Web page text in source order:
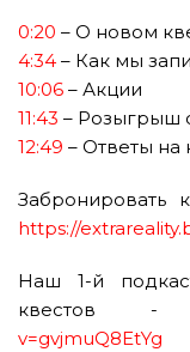
0:20 – О новом
4:34 – Как мы
10:06 – Акции
11:43 – Розыгрыш
12:49 – Ответы на
Забронировать
https://
Наш 1-й
квестов
v=gvjmuQ8EtYg